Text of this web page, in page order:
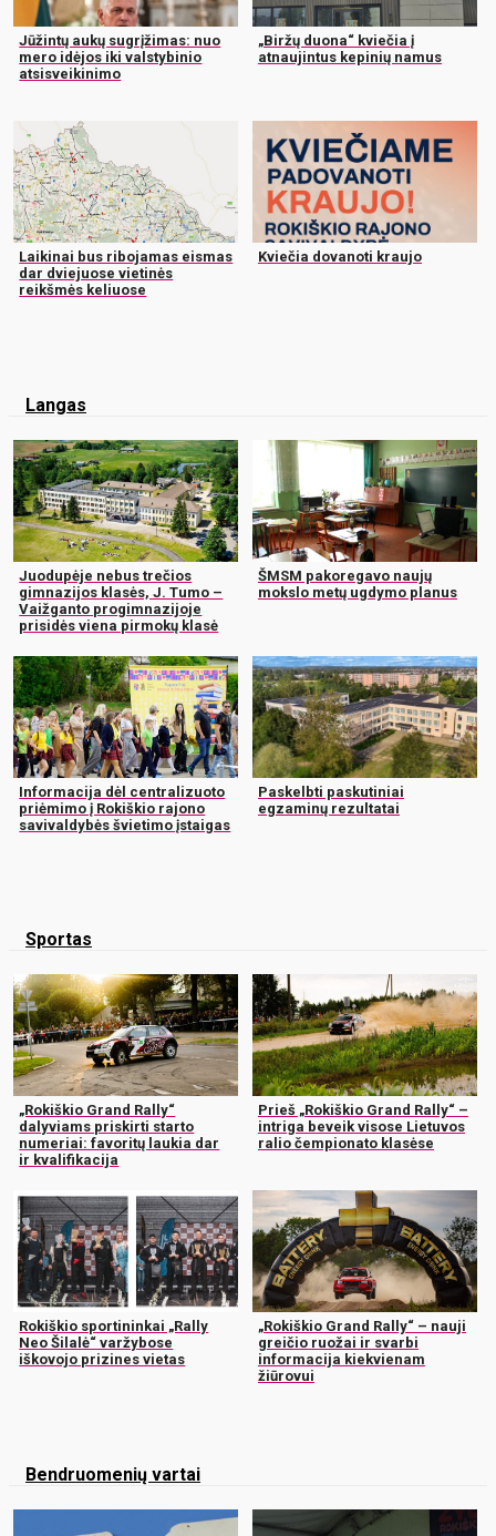
Jūžintų aukų sugrįžimas: nuo
mero idėjos iki valstybinio
atsisveikinimo
„Biržų duona“ kviečia į
atnaujintus kepinių namus
Laikinai bus ribojamas eismas
dar dviejuose vietinės
reikšmės keliuose
Kviečia dovanoti kraujo
Langas
Juodupėje nebus trečios
gimnazijos klasės, J. Tumo –
Vaižganto progimnazijoje
prisidės viena pirmokų klasė
ŠMSM pakoregavo naujų
mokslo metų ugdymo planus
Informacija dėl centralizuoto
priėmimo į Rokiškio rajono
savivaldybės švietimo įstaigas
Paskelbti paskutiniai
egzaminų rezultatai
Sportas
„Rokiškio Grand Rally“
dalyviams priskirti starto
numeriai: favoritų laukia dar
ir kvalifikacija
Prieš „Rokiškio Grand Rally“ –
intriga beveik visose Lietuvos
ralio čempionato klasėse
Rokiškio sportininkai „Rally
Neo Šilalė“ varžybose
iškovojo prizines vietas
„Rokiškio Grand Rally“ – nauji
greičio ruožai ir svarbi
informacija kiekvienam
žiūrovui
Bendruomenių vartai